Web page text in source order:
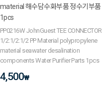
material 해수담수화부품 정수기부품
1pcs
PP0216W JohnGuest TEE CONNECTOR
1/2:1/2:1/2 PP Material polypropylene
material seawater desalination
components Water Purifier Parts 1pcs
4,500₩